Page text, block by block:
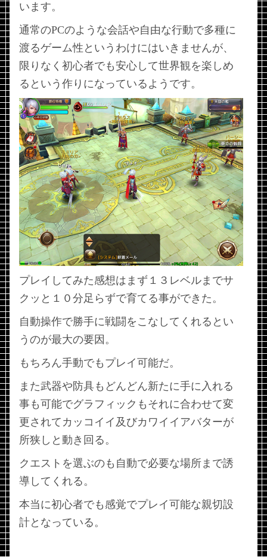
います。
通常のPCのような会話や自由な行動で多種に
渡るゲーム性というわけにはいきませんが、
限りなく初心者でも安心して世界観を楽しめ
るという作りになっているようです。
プレイしてみた感想はまず１３レベルまでサ
クッと１０分足らずで育てる事ができた。
自動操作で勝手に戦闘をこなしてくれるとい
うのが最大の要因。
もちろん手動でもプレイ可能だ。
また武器や防具もどんどん新たに手に入れる
事も可能でグラフィックもそれに合わせて変
更されてカッコイイ及びカワイイアバターが
所狭しと動き回る。
クエストを選ぶのも自動で必要な場所まで誘
導してくれる。
本当に初心者でも感覚でプレイ可能な親切設
計となっている。